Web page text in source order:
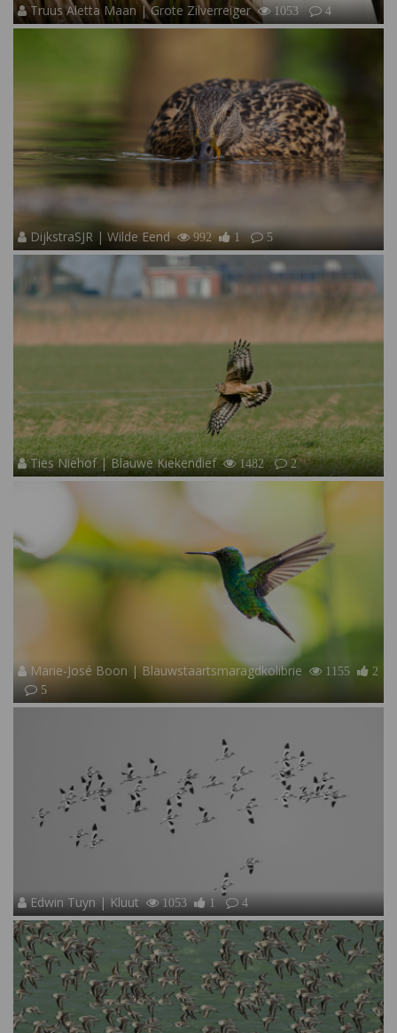
Truus Aletta Maan | Grote Zilverreiger 1053 4
DijkstraSJR | Wilde Eend 992 1 5
Ties Niehof | Blauwe Kiekendief 1482 2
Marie-José Boon | Blauwstaartsmaragdkolibrie 1155
2
5
Edwin Tuyn | Kluut 1053 1 4